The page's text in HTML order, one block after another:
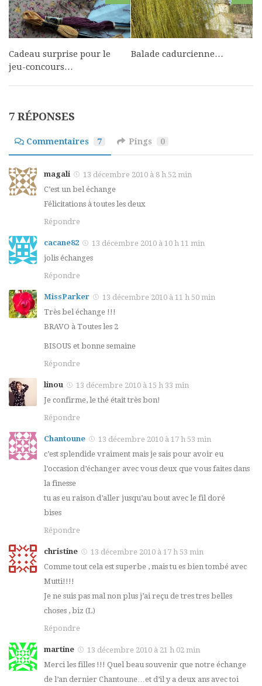
Cadeau surprise pour le
jeu-concours…
Balade cadurcienne…
7 RÉPONSES
Commentaires 7 Pings 0
magali
13 décembre 2010 à 8 h 52 min
C’est un bel échange
Félicitations à toutes les deux
Répondre
cacane82
13 décembre 2010 à 10 h 11 min
jolis échanges
Répondre
MissParker
13 décembre 2010 à 11 h 50 min
Très bel échange !!!
BRAVO à Toutes les 2
BISOUS et bonne semaine
Répondre
linou
13 décembre 2010 à 15 h 33 min
Je confirme, le thé était très bon!
Répondre
Chantoune
13 décembre 2010 à 17 h 53 min
c’est splendide vraiment mais je sais pour avoir eu
l’occasion d’échanger avec vous deux que vous faites dans
la finesse
tu as eu raison d’aller jusqu’au bout avec le fil doré
bises
Répondre
christine
13 décembre 2010 à 17 h 53 min
Comme tout cela est superbe , mais tu es bien tombé avec
Mutti!!!!
Je ne suis pas mal non plus j’ai reçu de tres tres belles
choses , biz (L)
Répondre
martine
13 décembre 2010 à 21 h 02 min
Merci les filles !!! Quel beau souvenir que notre échange
de l’an dernier Chantoune…et d’il y a deux ans avec toi